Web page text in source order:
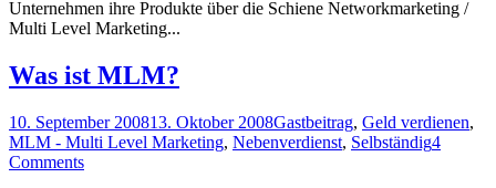
Unternehmen ihre Produkte über die Schiene Networkmarketing /
Multi Level Marketing...
Was ist MLM?
10. September 200813. Oktober 2008Gastbeitrag, Geld verdienen,
MLM - Multi Level Marketing, Nebenverdienst, Selbständig4
Comments